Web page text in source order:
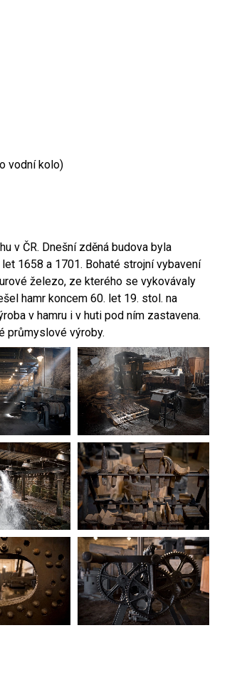
vodní kolo)
v ČR. Dnešní zděná budova byla
1658 a 1701. Bohaté strojní vybavení
železo, ze kterého se vykovávaly
hamr koncem 60. let 19. stol. na
v hamru i v huti pod ním zastavena.
průmyslové výroby.